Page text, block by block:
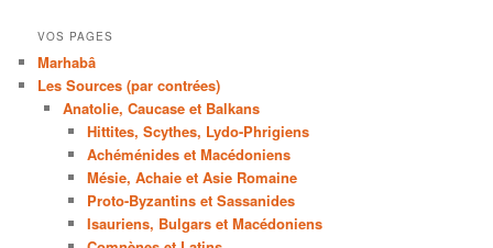
VOS PAGES
Marhabâ
Les Sources (par contrées)
Anatolie, Caucase et Balkans
Hittites, Scythes, Lydo-Phrigiens
Achéménides et Macédoniens
Mésie, Achaie et Asie Romaine
Proto-Byzantins et Sassanides
Isauriens, Bulgars et Macédoniens